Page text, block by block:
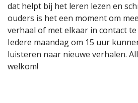
dat helpt bij het leren lezen en
ouders is het een moment om
verhaal of met elkaar in contact te
Iedere maandag om 15 uur
luisteren naar nieuwe verhalen.
welkom!